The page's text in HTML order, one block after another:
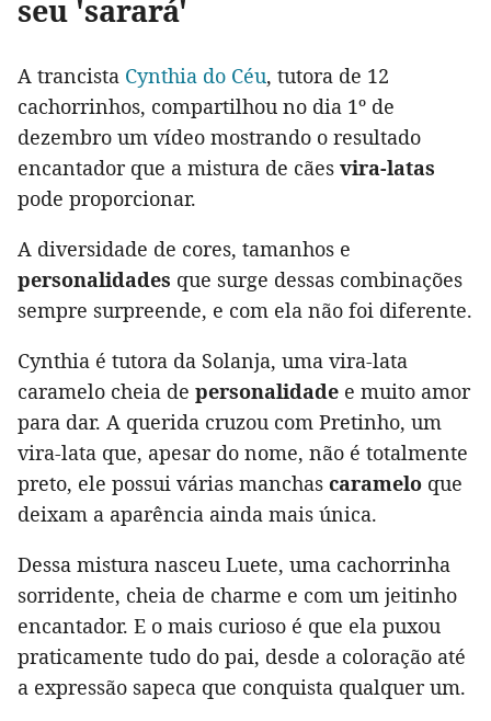
seu 'sarará'
A trancista Cynthia do Céu, tutora de 12
cachorrinhos, compartilhou no dia 1º de
dezembro um vídeo mostrando o resultado
encantador que a mistura de cães vira-latas
pode proporcionar.
A diversidade de cores, tamanhos e
personalidades que surge dessas combinações
sempre surpreende, e com ela não foi diferente.
Cynthia é tutora da Solanja, uma vira-lata
caramelo cheia de personalidade e muito amor
para dar. A querida cruzou com Pretinho, um
vira-lata que, apesar do nome, não é totalmente
preto, ele possui várias manchas caramelo que
deixam a aparência ainda mais única.
Dessa mistura nasceu Luete, uma cachorrinha
sorridente, cheia de charme e com um jeitinho
encantador. E o mais curioso é que ela puxou
praticamente tudo do pai, desde a coloração até
a expressão sapeca que conquista qualquer um.